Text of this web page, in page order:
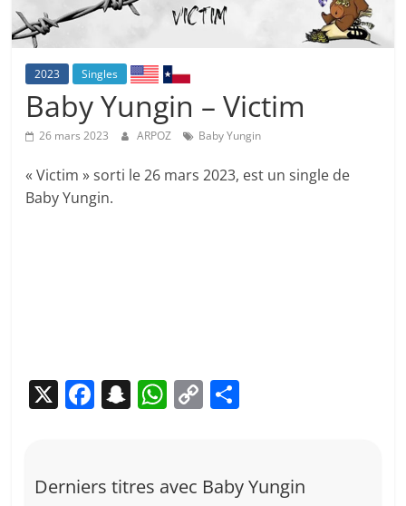
2023 Singles
Baby Yungin – Victim
26 mars 2023 ARPOZ Baby Yungin
« Victim » sorti le 26 mars 2023, est un single de
Baby Yungin.
X F
e
S
p
W
s
C
y g
Derniers titres avec Baby Yungin